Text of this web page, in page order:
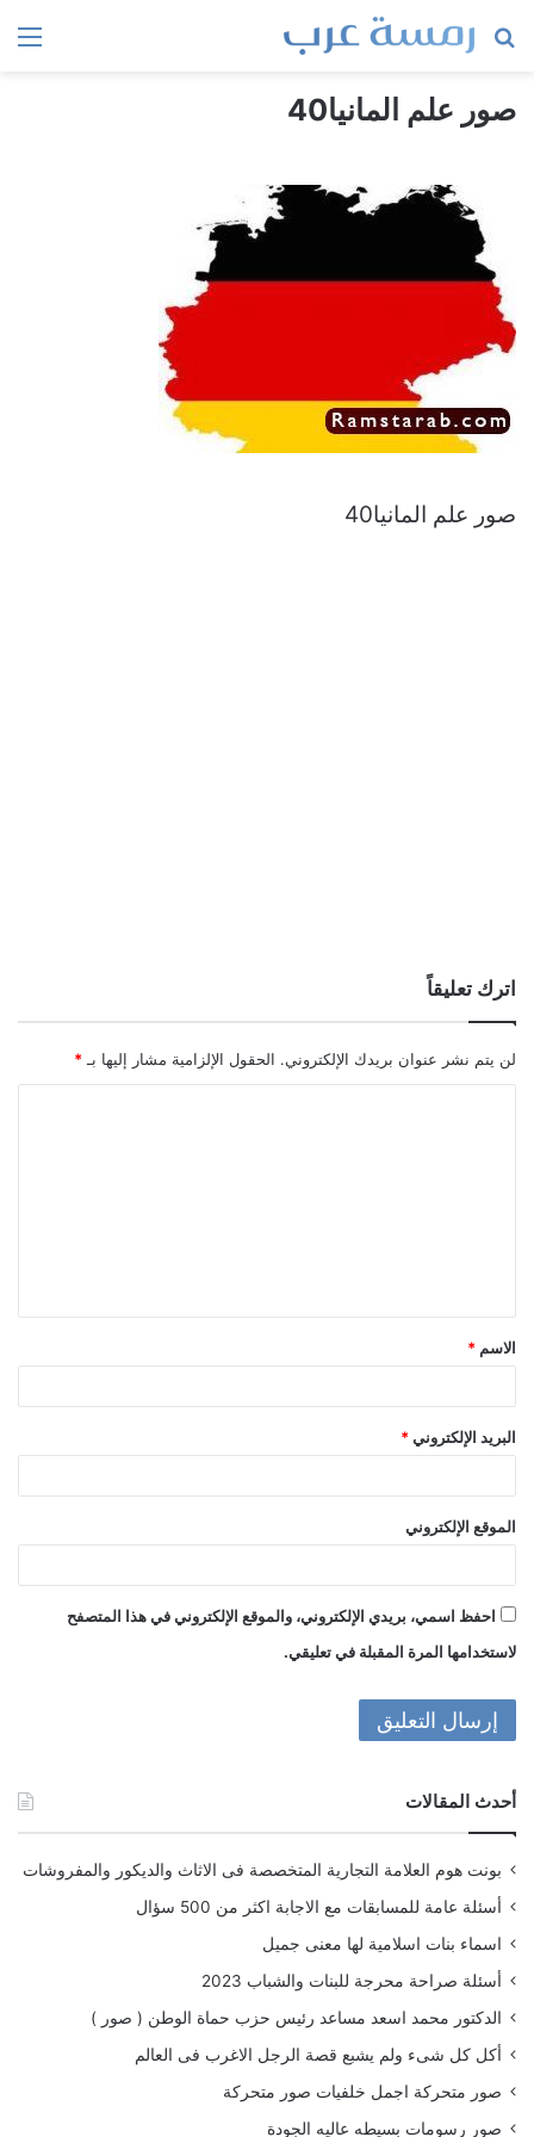
بحث
صور علم المانيا40
صور علم المانيا40
اترك تعليقاً
لن يتم نشر عنوان بريدك الإلكتروني. الحقول الإلزامية مشار إليها بـ *
ق
*
الاسم *
البريد الإلكتروني *
الموقع الإلكتروني
احفظ اسمي، بريدي الإلكتروني، والموقع الإلكتروني في هذا المتصفح
لاستخدامها المرة المقبلة في تعليقي.
أحدث المقالات
بونت هوم العلامة التجارية المتخصصة فى الاثاث والديكور والمفروشات
أسئلة عامة للمسابقات مع الاجابة اكثر من 500 سؤال
اسماء بنات اسلامية لها معنى جميل
أسئلة صراحة محرجة للبنات والشباب 2023
الدكتور محمد اسعد مساعد رئيس حزب حماة الوطن ( صور )
أكل كل شىء ولم يشبع قصة الرجل الاغرب فى العالم
صور متحركة اجمل خلفيات صور متحركة
صور رسومات بسيطه عاليه الجودة